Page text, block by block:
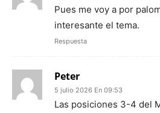
Pues me voy a por
interesante el tema.
Respuesta
Peter
5 julio 2026 En 09:53
Las posiciones 3-4 del